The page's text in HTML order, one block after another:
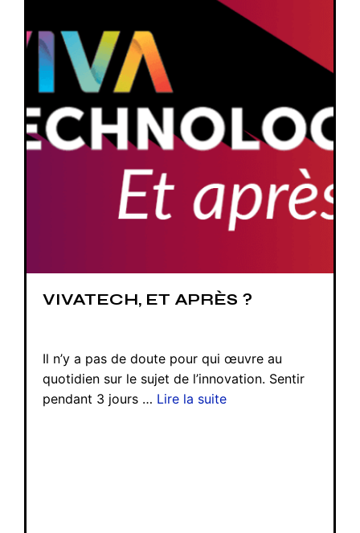
VIVATECH, ET APRÈS ?
Il n’y a pas de doute pour qui œuvre au
quotidien sur le sujet de l’innovation. Sentir
pendant 3 jours … Lire la suite